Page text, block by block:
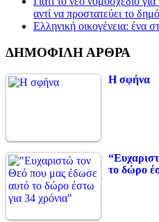
αντί να προστατεύει το
Ελληνική οικογένεια: ένα
ΔΗΜΟΦΙΛΗ ΑΡΘΡΑ
Η σφήνα
το δώρο